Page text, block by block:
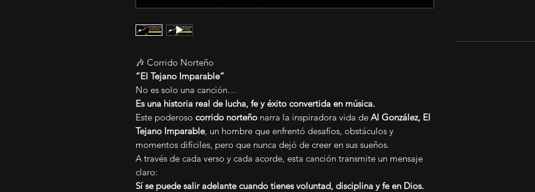
🎶 Corrido Norteño
“El Tejano Imparable”
No es solo una canción…
Es una historia real de lucha, fe y éxito convertida en música.
Este poderoso corrido norteño narra la inspiradora vida de Al González, El
Tejano Imparable, un hombre que enfrentó desafíos, obstáculos y
momentos difíciles, pero que nunca dejó de creer en sus sueños.
A través de cada verso y cada acorde, esta canción transmite un mensaje
claro:
Sí se puede salir adelante cuando tienes voluntad, disciplina y fe en Dios.